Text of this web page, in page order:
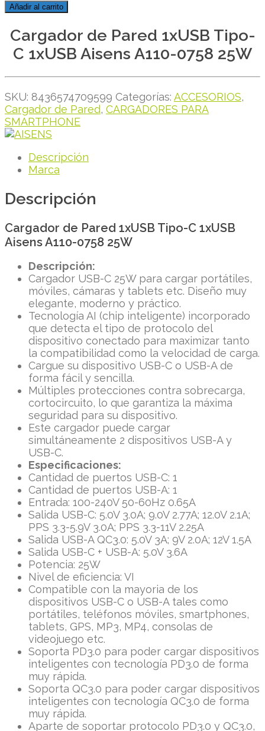
Añadir al carrito
Cargador de Pared 1xUSB Tipo-
C 1xUSB Aisens A110-0758 25W
SKU: 8436574709599 Categorías: ACCESORIOS,
Cargador de Pared, CARGADORES PARA
SMARTPHONE
Descripción
Marca
Descripción
Cargador de Pared 1xUSB Tipo-C 1xUSB
Aisens A110-0758 25W
Descripción:
Cargador USB-C 25W para cargar portátiles,
móviles, cámaras y tablets etc. Diseño muy
elegante, moderno y práctico.
Tecnología AI (chip inteligente) incorporado
que detecta el tipo de protocolo del
dispositivo conectado para maximizar tanto
la compatibilidad como la velocidad de carga.
Cargue su dispositivo USB-C o USB-A de
forma fácil y sencilla.
Múltiples protecciones contra sobrecarga,
cortocircuito, lo que garantiza la máxima
seguridad para su dispositivo.
Este cargador puede cargar
simultáneamente 2 dispositivos USB-A y
USB-C.
Especificaciones:
Cantidad de puertos USB-C: 1
Cantidad de puertos USB-A: 1
Entrada: 100-240V 50-60Hz 0.65A
Salida USB-C: 5.0V 3.0A; 9.0V 2.77A; 12.0V 2.1A;
PPS 3.3-5.9V 3.0A; PPS 3.3-11V 2.25A
Salida USB-A QC3.0: 5.0V 3A; 9V 2.0A; 12V 1.5A
Salida USB-C + USB-A: 5.0V 3.6A
Potencia: 25W
Nivel de eficiencia: VI
Compatible con la mayoria de los
dispositivos USB-C o USB-A tales como
portátiles, teléfonos móviles, smartphones,
tablets, GPS, MP3, MP4, consolas de
videojuego etc.
Soporta PD3.0 para poder cargar dispositivos
inteligentes con tecnología PD3.0 de forma
muy rápida.
Soporta QC3.0 para poder cargar dispositivos
inteligentes con tecnología QC3.0 de forma
muy rápida.
Aparte de soportar protocolo PD3.0 y QC3.0,